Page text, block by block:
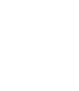
pressati
la
risultato è che la
nel succo
porta con sé,